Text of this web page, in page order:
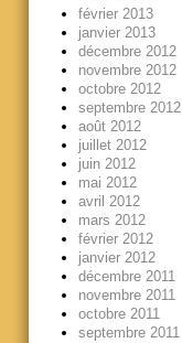
février 2013
janvier 2013
décembre 2012
novembre 2012
octobre 2012
septembre 2012
août 2012
juillet 2012
juin 2012
mai 2012
avril 2012
mars 2012
février 2012
janvier 2012
décembre 2011
novembre 2011
octobre 2011
septembre 2011